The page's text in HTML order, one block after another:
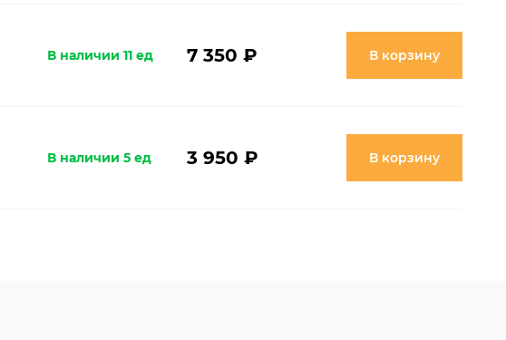
В наличии 11 ед 7 350 ₽ В корзину
В наличии 5 ед 3 950 ₽ В корзину